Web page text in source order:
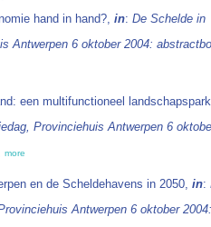
hand in hand?, in: De Schelde in
Antwerpen 6 oktober 2004:
een multifunctioneel
Provinciehuis Antwerpen 6
more
en de Scheldehavens in 2050, in:
Antwerpen 6 oktober 2004: